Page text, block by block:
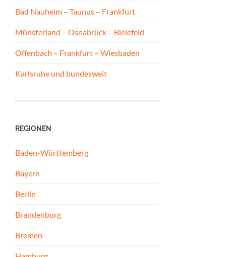
Bad Nauheim – Taunus – Frankfurt
Münsterland – Osnabrück – Bielefeld
Offenbach – Frankfurt – Wiesbaden
Karlsruhe und bundesweit
REGIONEN
Baden-Württemberg
Bayern
Berlin
Brandenburg
Bremen